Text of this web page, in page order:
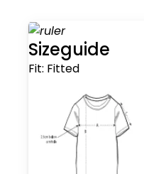
Sizeguide
Fit: Fitted